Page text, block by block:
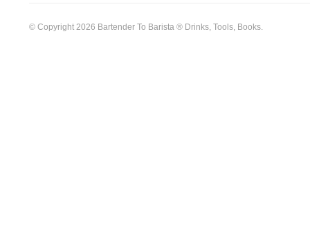
© Copyright 2026 Bartender To Barista ® Drinks, Tools, Books.